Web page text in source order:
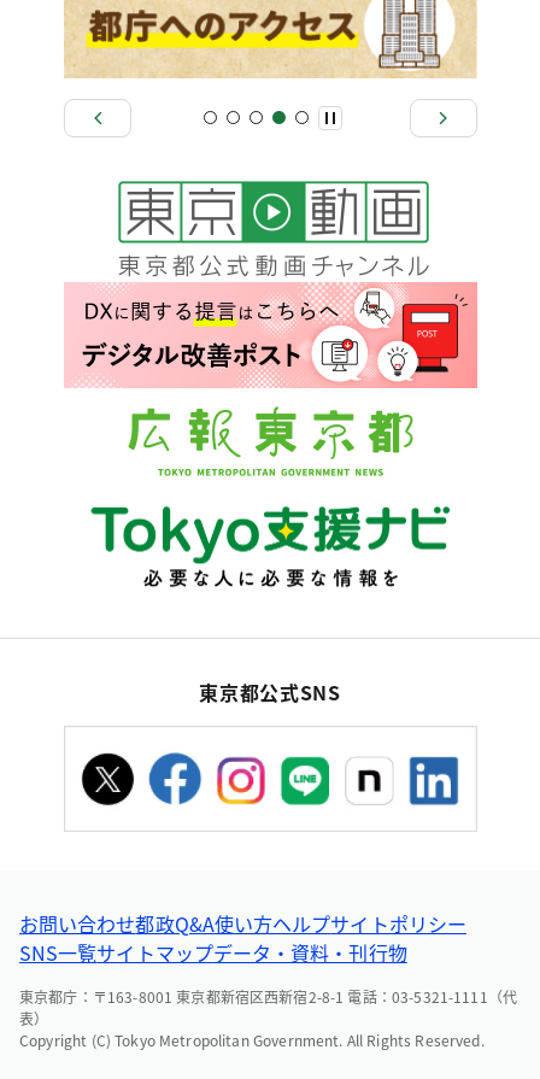
東京都公式SNS
お問い合わせ都政Q&A使い方ヘルプサイトポリシー
SNS一覧サイトマップデータ・資料・刊行物
東京都庁：〒163-8001 東京都新宿区西新宿2-8-1 電話：03-5321-1111（代
表）
Copyright (C) Tokyo Metropolitan Government. All Rights Reserved.